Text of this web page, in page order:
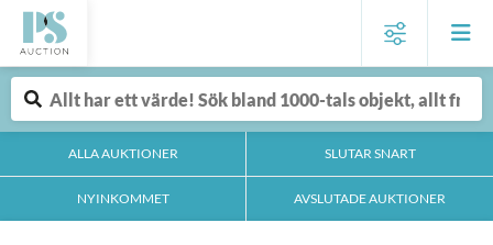
ALLA AUKTIONER SLUTAR SNART
NYINKOMMET AVSLUTADE AUKTIONER